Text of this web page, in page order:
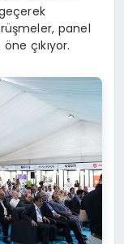
panel
çıkıyor.